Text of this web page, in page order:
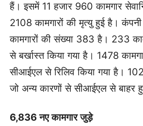
हैं। इसमें 11 हजार 960 कामगार
2108 कामगारों की मृत्यु हुई है।
कामगारों की संख्या 383 है। 233
से बर्खास्त किया गया है। 1478
सीआईएल से रिलिव किया गया है।
जो अन्य कारणों से सीआईएल से बाहर
6,836 नए कामगार जुड़े